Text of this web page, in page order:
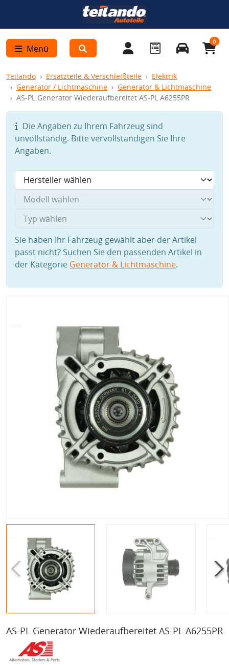
Menü
0
Teilando Ersatzteile & Verschleißteile
Elektrik
Generator / Lichtmaschine
Generator & Lichtmaschine
AS-PL Generator Wiederaufbereitet AS-PL A6255PR
Die Angaben zu Ihrem Fahrzeug sind
unvollständig. Bitte vervollständigen Sie Ihre
Angaben.
Sie haben Ihr Fahrzeug gewählt aber der Artikel
passt nicht? Suchen Sie den passenden Artikel in
der Kategorie Generator & Lichtmaschine.
AS-PL Generator Wiederaufbereitet AS-PL A6255PR